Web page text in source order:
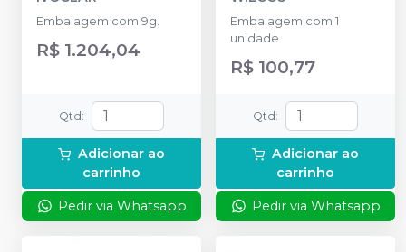
Embalagem com 9g.
R$ 1.204,04
Qtd :
Adicionar ao
carrinho
Pedir via Whatsapp
Embalagem com 1
unidade
R$ 100,77
Qtd :
Adicionar ao
carrinho
Pedir via Whatsapp